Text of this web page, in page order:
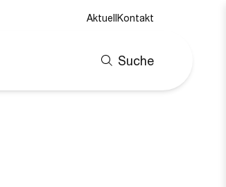
Suche
AktuellKontakt